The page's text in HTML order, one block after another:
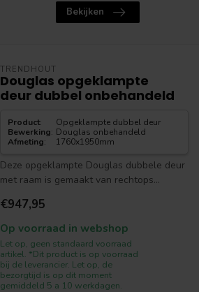
Bekijken
TRENDHOUT
Douglas opgeklampte
deur dubbel onbehandeld
Product:
Opgeklampte dubbel deur
Bewerking: Douglas onbehandeld
Afmeting: 1760x1950mm
Deze opgeklampte Douglas dubbele deur
met raam is gemaakt van rechtops...
€947,95
Op voorraad in webshop
Let op, geen standaard voorraad
artikel. *Dit product is op voorraad
bij de leverancier. Let op, de
bezorgtijd is op dit moment
gemiddeld 5 a 10 werkdagen.